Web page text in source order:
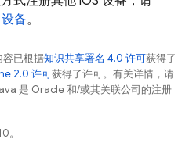
备。
容已根据知识共享署名 4.0 许可获得了
2.0 许可获得了许可。有关详情，请
是 Oracle 和/或其关联公司的注册
。